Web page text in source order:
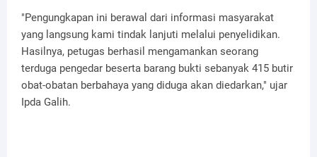
"Pengungkapan ini berawal dari informasi masyarakat
yang langsung kami tindak lanjuti melalui penyelidikan.
Hasilnya, petugas berhasil mengamankan seorang
terduga pengedar beserta barang bukti sebanyak 415 butir
obat-obatan berbahaya yang diduga akan diedarkan," ujar
Ipda Galih.